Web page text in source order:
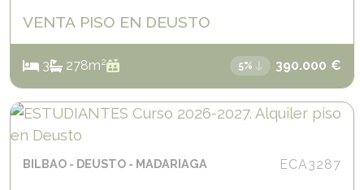
VENTA PISO EN DEUSTO
3 278m2 5% 390.000 €
BILBAO DEUSTO MADARIAGA ECA3287